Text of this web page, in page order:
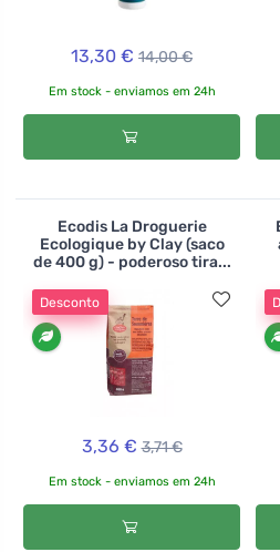
13,30 € 14,00 €
Em stock - enviamos em 24h
Ecodis La Droguerie
Ecologique by Clay (saco
de 400 g) - poderoso tira...
Desconto
3,36 € 3,71 €
Em stock - enviamos em 24h